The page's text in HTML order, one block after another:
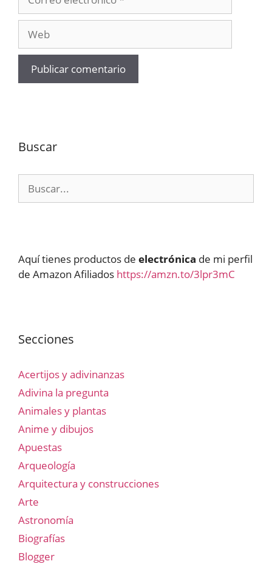
electrónico
Buscar
Aquí tienes productos de electrónica de mi perfil
de Amazon Afiliados https://amzn.to/3lpr3mC
Secciones
Acertijos y adivinanzas
Adivina la pregunta
Animales y plantas
Anime y dibujos
Apuestas
Arqueología
Arquitectura y construcciones
Arte
Astronomía
Biografías
Blogger